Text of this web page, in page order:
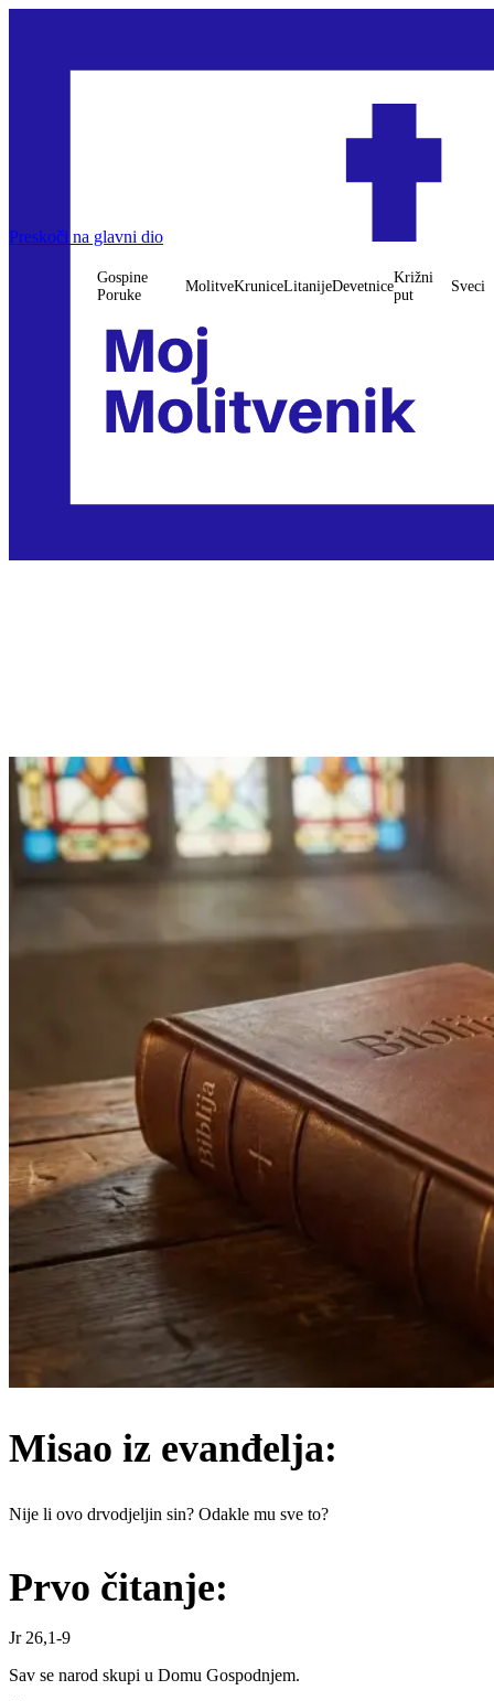
Preskoči na glavni dio
Gospine
Poruke
MolitveKruniceLitanijeDevetnice
Križni
put
Sveci
Misao iz evanđelja:
Nije li ovo drvodjeljin sin? Odakle mu sve to?
Prvo čitanje:
Jr 26,1-9
Sav se narod skupi u Domu Gospodnjem.